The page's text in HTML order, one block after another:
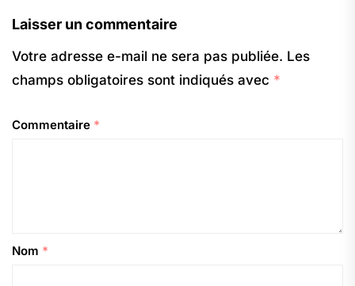
Laisser un commentaire
Votre adresse e-mail ne sera pas publiée. Les
champs obligatoires sont indiqués avec *
Commentaire *
Nom *